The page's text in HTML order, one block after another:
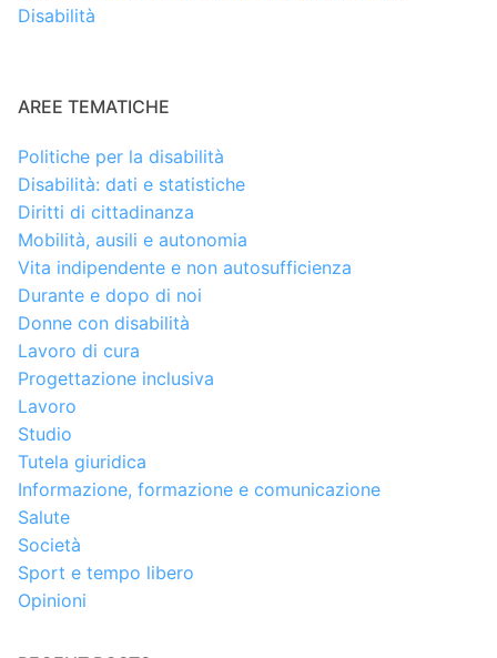
Disabilità
AREE TEMATICHE
Politiche per la disabilità
Disabilità: dati e statistiche
Diritti di cittadinanza
Mobilità, ausili e autonomia
Vita indipendente e non autosufficienza
Durante e dopo di noi
Donne con disabilità
Lavoro di cura
Progettazione inclusiva
Lavoro
Studio
Tutela giuridica
Informazione, formazione e comunicazione
Salute
Società
Sport e tempo libero
Opinioni